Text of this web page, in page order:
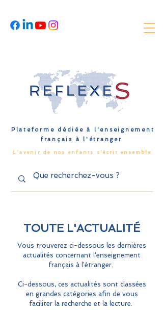
Plateforme dédiée à l'enseignement
français à l'étranger
L'avenir de nos enfants s'écrit ensemble
TOUTE L'ACTUALITÉ
Vous trouverez ci-dessous les dernières
actualités concernant l'enseignement
français à l'étranger.
Ci-dessous, ces actualités sont classées
en grandes catégories afin de vous
faciliter la recherche et la lecture.